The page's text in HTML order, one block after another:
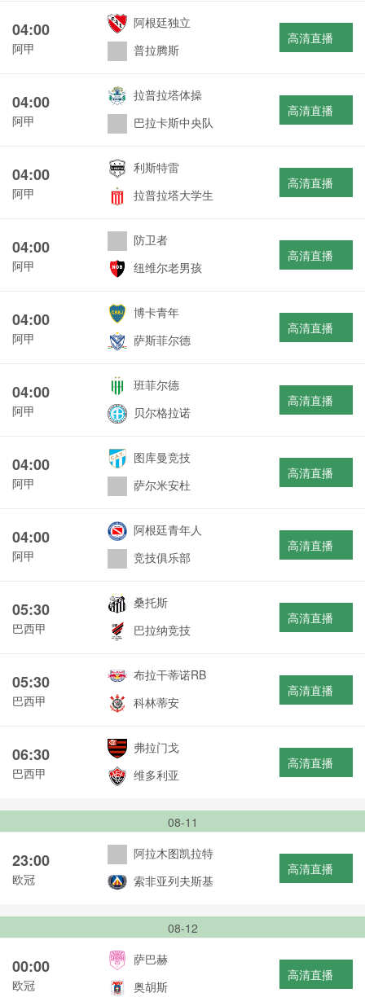
04:00
阿甲
阿根廷独立
普拉腾斯
高清直播
04:00
阿甲
拉普拉塔体操
巴拉卡斯中央队
高清直播
04:00
阿甲
利斯特雷
拉普拉塔大学生
高清直播
04:00
阿甲
防卫者
纽维尔老男孩
高清直播
04:00
阿甲
博卡青年
萨斯菲尔德
高清直播
04:00
阿甲
班菲尔德
贝尔格拉诺
高清直播
04:00
阿甲
图库曼竞技
萨尔米安杜
高清直播
04:00
阿甲
阿根廷青年人
竞技俱乐部
高清直播
05:30
巴西甲
桑托斯
巴拉纳竞技
高清直播
05:30
巴西甲
布拉干蒂诺RB
科林蒂安
高清直播
06:30
巴西甲
弗拉门戈
维多利亚
高清直播
08-11
23:00
欧冠
阿拉木图凯拉特
索非亚列夫斯基
高清直播
08-12
00:00
欧冠
萨巴赫
奥胡斯
高清直播